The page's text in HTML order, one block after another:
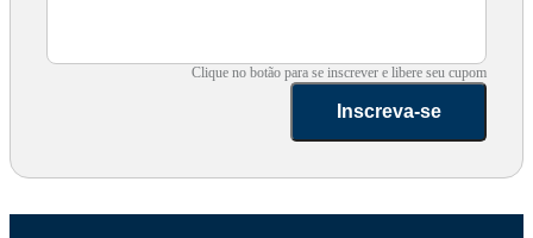
Clique no botão para se inscrever e libere seu cupom
Inscreva-se